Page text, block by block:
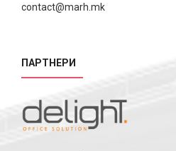
contact@marh.mk
ПАРТНЕРИ